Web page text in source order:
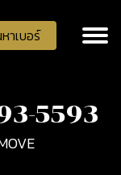
าเบอร์
5593